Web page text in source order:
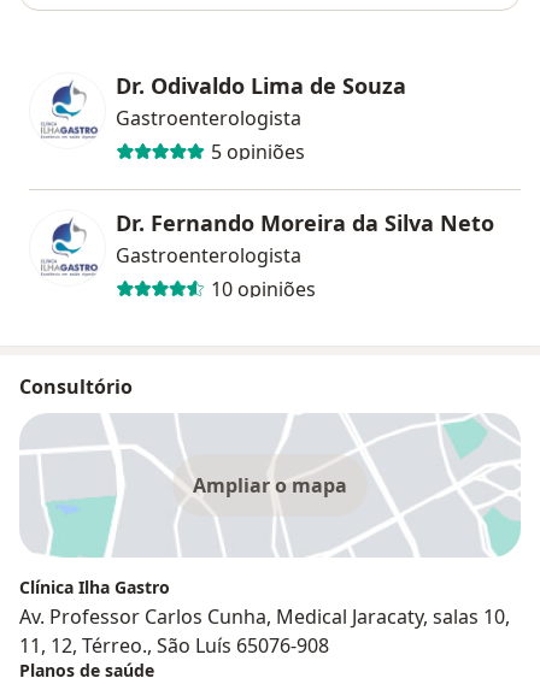
Dr. Odivaldo Lima de Souza
Gastroenterologista
5 opiniões
Dr. Fernando Moreira da Silva Neto
Gastroenterologista
10 opiniões
Consultório
Ampliar o mapa
Clínica Ilha Gastro
Av. Professor Carlos Cunha, Medical Jaracaty, salas 10,
11, 12, Térreo., São Luís 65076-908
Planos de saúde